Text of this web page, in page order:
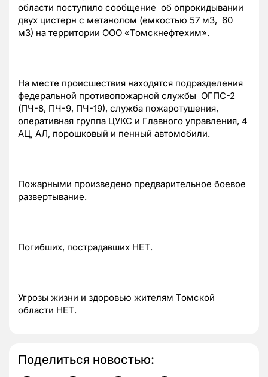
области поступило сообщение об опрокидывании
двух цистерн с метанолом (емкостью 57 м3, 60
м3) на территории ООО «Томскнефтехим».
На месте происшествия находятся подразделения
федеральной противопожарной службы ОГПС-2
(ПЧ-8, ПЧ-9, ПЧ-19), служба пожаротушения,
оперативная группа ЦУКС и Главного управления, 4
АЦ, АЛ, порошковый и пенный автомобили.
Пожарными произведено предварительное боевое
развертывание.
Погибших, пострадавших НЕТ.
Угрозы жизни и здоровью жителям Томской
области НЕТ.
Поделиться новостью: